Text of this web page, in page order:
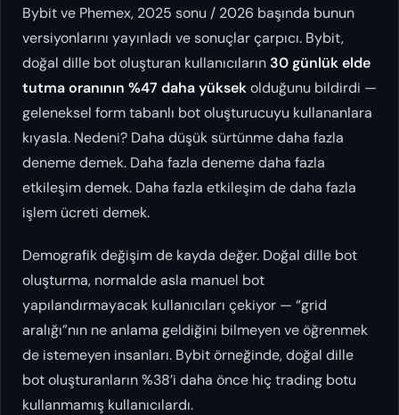
Bybit ve Phemex, 2025 sonu / 2026 başında bunun
versiyonlarını yayınladı ve sonuçlar çarpıcı. Bybit,
doğal dille bot oluşturan kullanıcıların 30 günlük elde
tutma oranının %47 daha yüksekolduğunu bildirdi —
geleneksel form tabanlı bot oluşturucuyu kullananlara
kıyasla. Nedeni? Daha düşük sürtünme daha fazla
deneme demek. Daha fazla deneme daha fazla
etkileşim demek. Daha fazla etkileşim de daha fazla
işlem ücreti demek.
Demografik değişim de kayda değer. Doğal dille bot
oluşturma, normaldeasla manuel bot
yapılandırmayacak kullanıcıları çekiyor — “grid
aralığı”nın ne anlama geldiğini bilmeyen ve öğrenmek
de istemeyen insanları. Bybit örneğinde, doğal dille
bot oluşturanların %38’i daha önce hiç trading botu
kullanmamış kullanıcılardı.